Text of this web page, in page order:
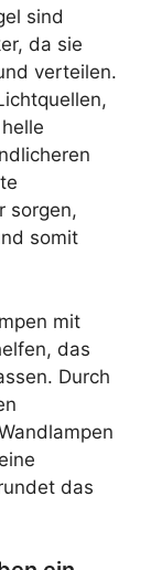
sind
da sie
verteilen.
sorgen,
somit
mit
das
Durch
das